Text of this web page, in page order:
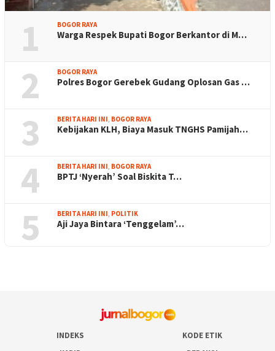
1 BOGOR RAYA
Warga Respek Bupati Bogor Berkantor di M…
2 BOGOR RAYA
Polres Bogor Gerebek Gudang Oplosan Gas …
3 BERITA HARI INI, BOGOR RAYA
Kebijakan KLH, Biaya Masuk TNGHS Pamijah…
4 BERITA HARI INI, BOGOR RAYA
BPTJ ‘Nyerah’ Soal Biskita T…
5 BERITA HARI INI, POLITIK
Aji Jaya Bintara ‘Tenggelam’…
INDEKS
KODE ETIK